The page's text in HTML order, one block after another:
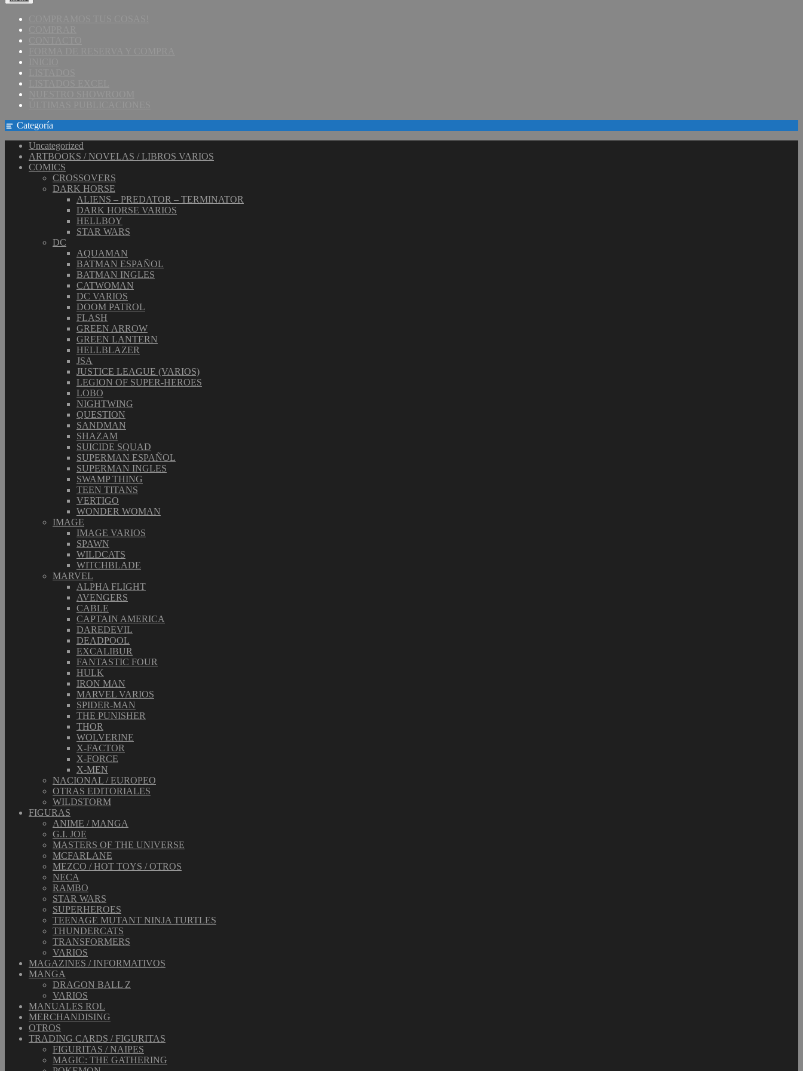
Categoría
Uncategorized
ARTBOOKS / NOVELAS / LIBROS VARIOS
COMICS
CROSSOVERS
DARK HORSE
ALIENS – PREDATOR – TERMINATOR
DARK HORSE VARIOS
HELLBOY
STAR WARS
DC
AQUAMAN
BATMAN ESPAÑOL
BATMAN INGLES
CATWOMAN
DC VARIOS
DOOM PATROL
FLASH
GREEN ARROW
GREEN LANTERN
HELLBLAZER
JSA
JUSTICE LEAGUE (VARIOS)
LEGION OF SUPER-HEROES
LOBO
NIGHTWING
QUESTION
SANDMAN
SHAZAM
SUICIDE SQUAD
SUPERMAN ESPAÑOL
SUPERMAN INGLES
SWAMP THING
TEEN TITANS
VERTIGO
WONDER WOMAN
IMAGE
IMAGE VARIOS
SPAWN
WILDCATS
WITCHBLADE
MARVEL
ALPHA FLIGHT
AVENGERS
CABLE
CAPTAIN AMERICA
DAREDEVIL
DEADPOOL
EXCALIBUR
FANTASTIC FOUR
HULK
IRON MAN
MARVEL VARIOS
SPIDER-MAN
THE PUNISHER
THOR
WOLVERINE
X-FACTOR
X-FORCE
X-MEN
NACIONAL / EUROPEO
OTRAS EDITORIALES
WILDSTORM
FIGURAS
ANIME / MANGA
G.I. JOE
MASTERS OF THE UNIVERSE
MCFARLANE
MEZCO / HOT TOYS / OTROS
NECA
RAMBO
STAR WARS
SUPERHEROES
TEENAGE MUTANT NINJA TURTLES
THUNDERCATS
TRANSFORMERS
VARIOS
MAGAZINES / INFORMATIVOS
MANGA
DRAGON BALL Z
VARIOS
MANUALES ROL
MERCHANDISING
OTROS
TRADING CARDS / FIGURITAS
FIGURITAS / NAIPES
MAGIC: THE GATHERING